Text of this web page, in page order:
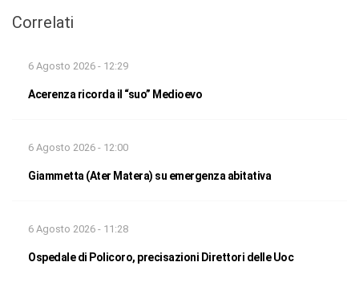
Correlati
6 Agosto 2026 - 12:29
Acerenza ricorda il “suo” Medioevo
6 Agosto 2026 - 12:00
Giammetta (Ater Matera) su emergenza abitativa
6 Agosto 2026 - 11:28
Ospedale di Policoro, precisazioni Direttori delle Uoc